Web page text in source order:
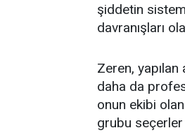
şiddetin
davranışları
Zeren, yapılan
daha da
onun ekibi
grubu